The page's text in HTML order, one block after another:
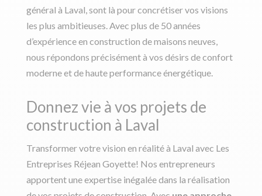
général à Laval, sont là pour concrétiser vos visions
les plus ambitieuses. Avec plus de 50 années
d’expérience en construction de maisons neuves,
nous répondons précisément à vos désirs de confort
moderne et de haute performance énergétique.
Donnez vie à vos projets de
construction à Laval
Transformer votre vision en réalité à Laval avec Les
Entreprises Réjean Goyette! Nos entrepreneurs
apportent une expertise inégalée dans la réalisation